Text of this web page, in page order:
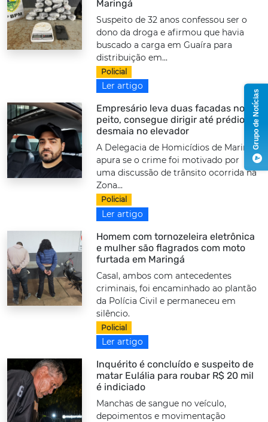
Maringá
Suspeito de 32 anos confessou ser o
dono da droga e afirmou que havia
buscado a carga em Guaíra para
distribuição em...
Policial
Ler artigo
Empresário leva duas facadas no
peito, consegue dirigir até prédio e
desmaia no elevador
A Delegacia de Homicídios de Maringá
apura se o crime foi motivado por
uma discussão de trânsito ocorrida na
Zona...
Policial
Ler artigo
Homem com tornozeleira eletrônica
e mulher são flagrados com moto
furtada em Maringá
Casal, ambos com antecedentes
criminais, foi encaminhado ao plantão
da Polícia Civil e permaneceu em
silêncio.
Policial
Ler artigo
Inquérito é concluído e suspeito de
matar Eulália para roubar R$ 20 mil
é indiciado
Manchas de sangue no veículo,
depoimentos e movimentação
Grupo de Notícias